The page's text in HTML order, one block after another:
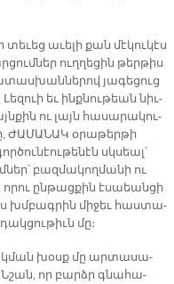
ա­ւե­լի քան մէ­կու­կէս
ուղ­ղե­ցին թեր­թիս
յա­գե­ցուց
եւ ինք­նու­թեան նիւ­
ու լայն հա­սա­րա­կու­
ԺԱ­ՄԱ­ՆԱԿ օ­րա­թեր­թի
սկսեալ՝
բազ­մա­կող­մա­նի ու
ո­րու ըն­թաց­քին է­սաեան­ցի
խմբագ­րին մի­ջեւ հաս­տա­
մը։
խօսք մը ար­տա­սա­
Նշան, որ բարձր գնա­հա­